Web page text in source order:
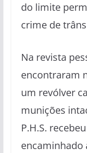
do limite
crime de
Na revista
encontraram
um revólver
munições
P.H.S.
encaminhado